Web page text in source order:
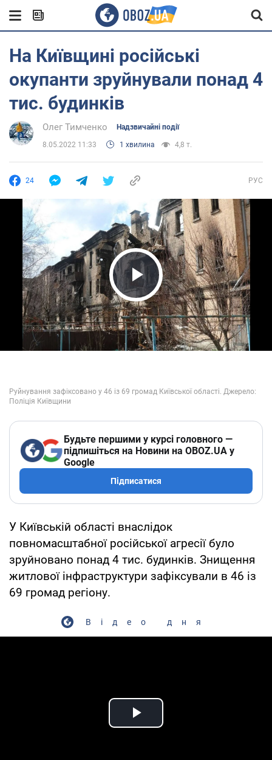
На Київщині російські
окупанти зруйнували понад 4
тис. будинків
Олег Тимченко Надзвичайні події
8.05.2022 11:33 1 хвилина 4,8 т.
24 РУС
Play Video
Будьте першими у курсі головного —
підпишіться на Новини на OBOZ.UA у
Google
Підписатися
У Київській області внаслідок
повномасштабної російської агресії було
зруйновано понад 4 тис. будинків. Знищення
житлової інфраструктури зафіксували в 46 із
69 громад регіону.
Відео дня
Play Video